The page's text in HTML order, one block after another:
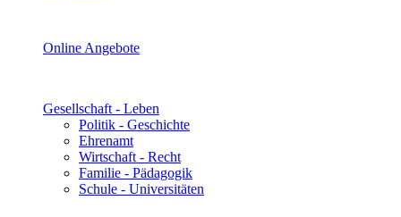
Online Angebote
Gesellschaft - Leben
Politik - Geschichte
Ehrenamt
Wirtschaft - Recht
Familie - Pädagogik
Schule - Universitäten